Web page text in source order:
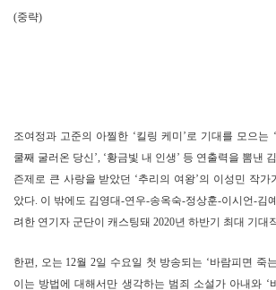
(중략)
조여정과 고준의 아찔한 ‘킬링 케미’로 기대를 모으는
쿨째 굴러온 당신’, ‘황금빛 내 인생’ 등 연출력을 뽐낸
즌제로 큰 사랑을 받았던 ‘추리의 여왕’의 이성민 작가
았다. 이 밖에도 김영대-연우-송옥숙-정상훈-이시언-김
려한 연기자 군단이 캐스팅돼 2020년 하반기 최대 기대
한편, 오는 12월 2일 수요일 첫 방송되는 ‘바람피면 죽
이는 방법에 대해서만 생각하는 범죄 소설가 아내와 ‘